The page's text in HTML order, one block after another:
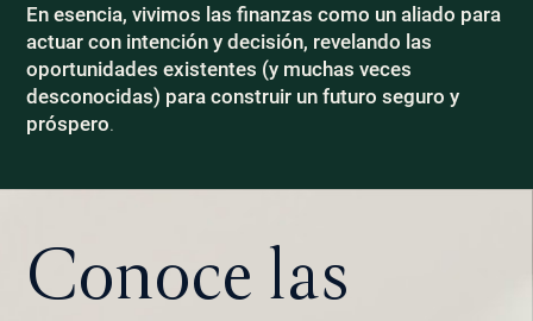
En esencia, vivimos las finanzas como un aliado para
actuar con intención y decisión, revelando las
oportunidades existentes (y muchas veces
desconocidas) para construir un futuro seguro y
próspero.
Conoce las